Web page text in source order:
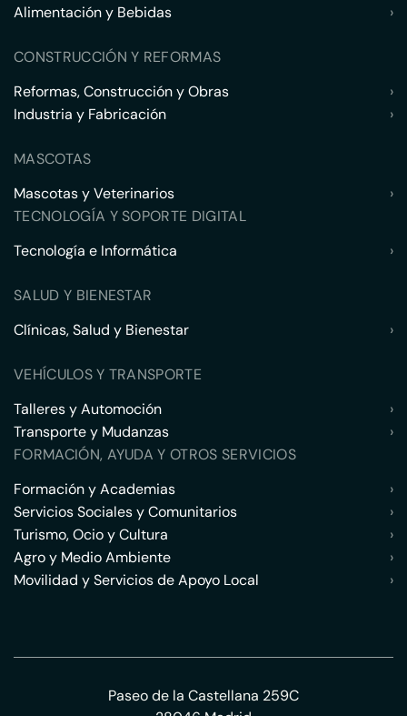
Alimentación y Bebidas
›
CONSTRUCCIÓN Y REFORMAS
Reformas, Construcción y Obras
›
Industria y Fabricación
›
MASCOTAS
Mascotas y Veterinarios
›
TECNOLOGÍA Y SOPORTE DIGITAL
Tecnología e Informática
›
SALUD Y BIENESTAR
Clínicas, Salud y Bienestar
›
VEHÍCULOS Y TRANSPORTE
Talleres y Automoción
›
Transporte y Mudanzas
›
FORMACIÓN, AYUDA Y OTROS SERVICIOS
Formación y Academias
›
Servicios Sociales y Comunitarios
›
Turismo, Ocio y Cultura
›
Agro y Medio Ambiente
›
Movilidad y Servicios de Apoyo Local
›
Paseo de la Castellana 259C